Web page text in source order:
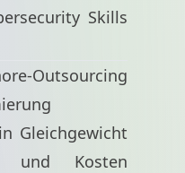
Skills
Outsourcing
Gleichgewicht
und Kosten